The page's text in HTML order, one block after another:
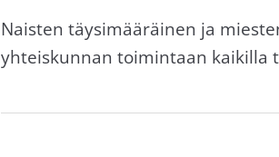
Naisten täysimääräinen ja
yhteiskunnan toimintaan kaikilla